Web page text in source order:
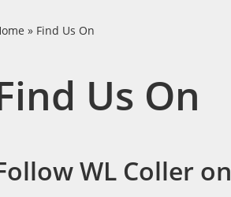
» Find Us On
Us On
WL Coller on